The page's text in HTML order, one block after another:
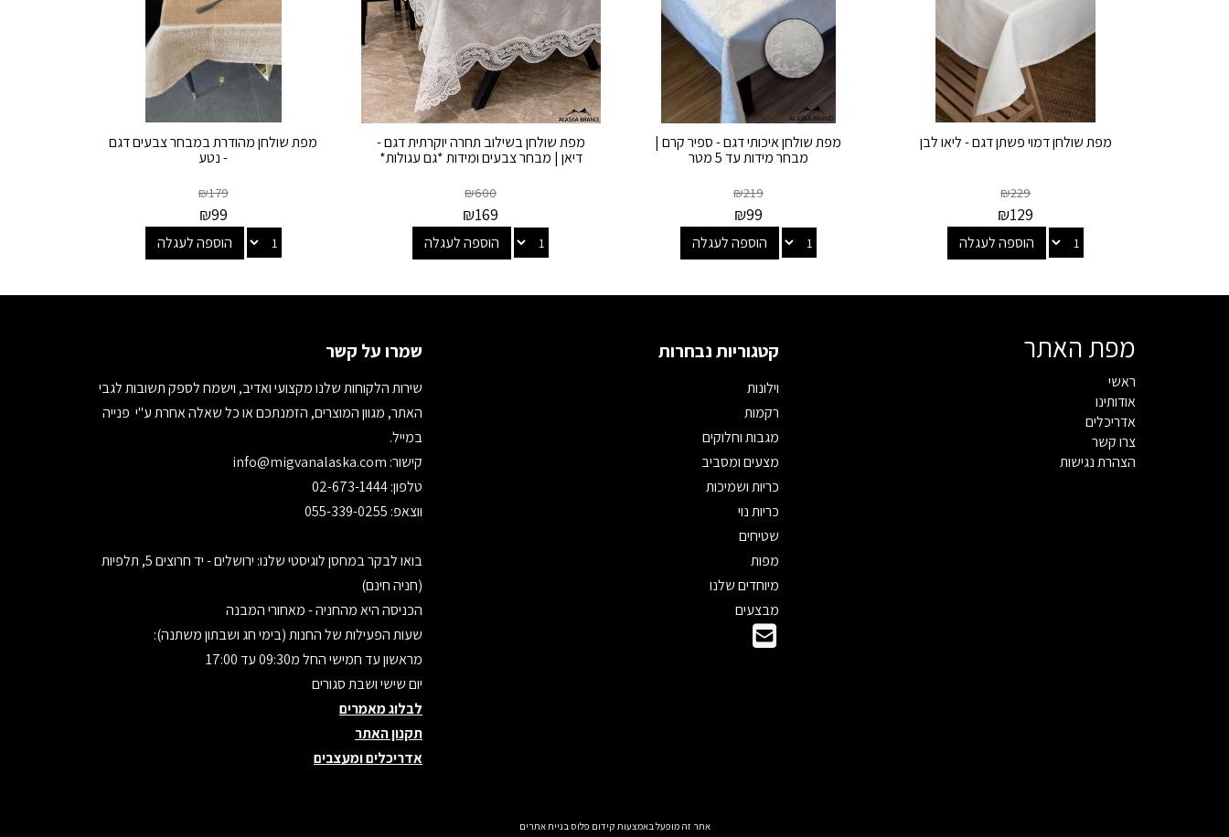
מפת שולחן דמוי פשתן דגם - ליאו לבן
₪229
₪129
הוספה לעגלה
מפת שולחן איכותי דגם - ספיר קרם |
מבחר מידות עד 5 מטר
₪219
₪99
הוספה לעגלה
מפת שולחן בשילוב תחרה יוקרתית דגם -
דיאן | מבחר צבעים ומידות *גם עגולות*
₪600
₪169
הוספה לעגלה
מפת שולחן מהודרת במבחר צבעים דגם
- נטע
₪179
₪99
הוספה לעגלה
מפת האתר
ראשי
אודותינו
אדריכלים
צרו קשר
הצהרת נגישות
קטגוריות נבחרות
וילונות
רקמות
מגבות וחלוקים
מצעים ומסביב
כריות ושמיכות
כריות נוי
שטיחים
מפות
מיוחדים שלנו
מבצעים
שמרו על קשר
שירות הלקוחות שלנו מקצועי ואדיב, וישמח לספק תשובות לגבי
האתר, מגוון המוצרים, הזמנתכם או כל שאלה אחרת ע"י פנייה
במייל.
קישור:
טלפון: 02-673-1444
ווצאפ: 055-339-0255
בואו לבקר במחסן לוגיסטי שלנו: ירושלים - יד חרוצים 5, תלפיות
(חניה חינם)
הכניסה היא מהחניה - מאחורי המבנה
שעות הפעילות של החנות (בימי חג ושבתון משתנה):
מראשון עד חמישי החל מ09:30 עד 17:00
יום שישי ושבת סגורים
לבלוג מאמרים
תקנון האתר
אדריכלים ומעצבים
אתר זה מופעל באמצעות קידום פלוס בניית אתרים